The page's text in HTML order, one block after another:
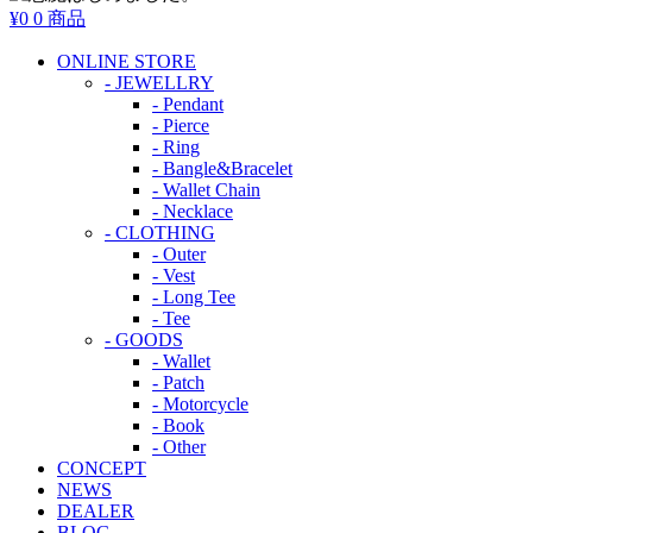
¥0 0 商品
ONLINE STORE
- JEWELLRY
- Pendant
- Pierce
- Ring
- Bangle&Bracelet
- Wallet Chain
- Necklace
- CLOTHING
- Outer
- Vest
- Long Tee
- Tee
- GOODS
- Wallet
- Patch
- Motorcycle
- Book
- Other
CONCEPT
NEWS
DEALER